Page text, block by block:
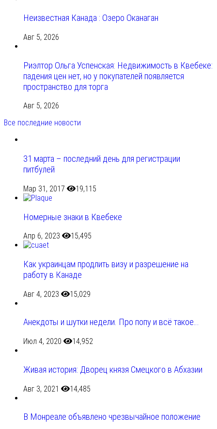
Неизвестная Канада : Озеро Оканаган
Авг 5, 2026
Риэлтор Ольга Успенская: Недвижимость в Квебеке:
падения цен нет, но у покупателей появляется
пространство для торга
Авг 5, 2026
Все последние новости
31 марта – последний день для регистрации
питбулей
Мар 31, 2017 19,115
Номерные знаки в Квебеке
Апр 6, 2023 15,495
Как украинцам продлить визу и разрешение на
работу в Канаде
Авг 4, 2023 15,029
Анекдоты и шутки недели. Про попу и всё такое…
Июл 4, 2020 14,952
Живая история: Дворец князя Смецкого в Абхазии
Авг 3, 2021 14,485
В Монреале объявлено чрезвычайное положение